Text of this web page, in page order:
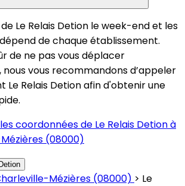
Le Relais Detion le week-end et les
de chaque établissement.
de ne pas vous déplacer
vous recommandons d’appeler
Le Relais Detion afin d'obtenir une
coordonnées de Le Relais Detion à
(08000)
Mézières (08000) > Le